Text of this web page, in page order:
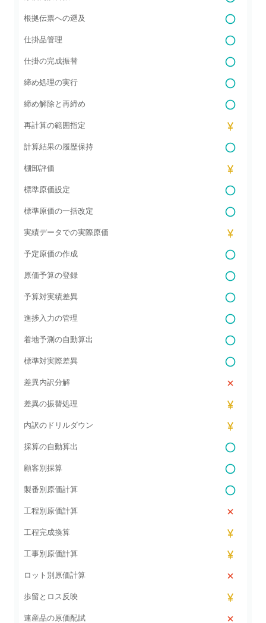
根拠伝票への遡及
仕掛品管理
仕掛の完成振替
締め処理の実行
締め解除と再締め
再計算の範囲指定
計算結果の履歴保持
棚卸評価
標準原価設定
標準原価の一括改定
実績データでの実際原価
予定原価の作成
原価予算の登録
予算対実績差異
進捗入力の管理
着地予測の自動算出
標準対実際差異
差異内訳分解
差異の振替処理
内訳のドリルダウン
採算の自動算出
顧客別採算
製番別原価計算
工程別原価計算
工程完成換算
工事別原価計算
ロット別原価計算
歩留とロス反映
連産品の原価配賦